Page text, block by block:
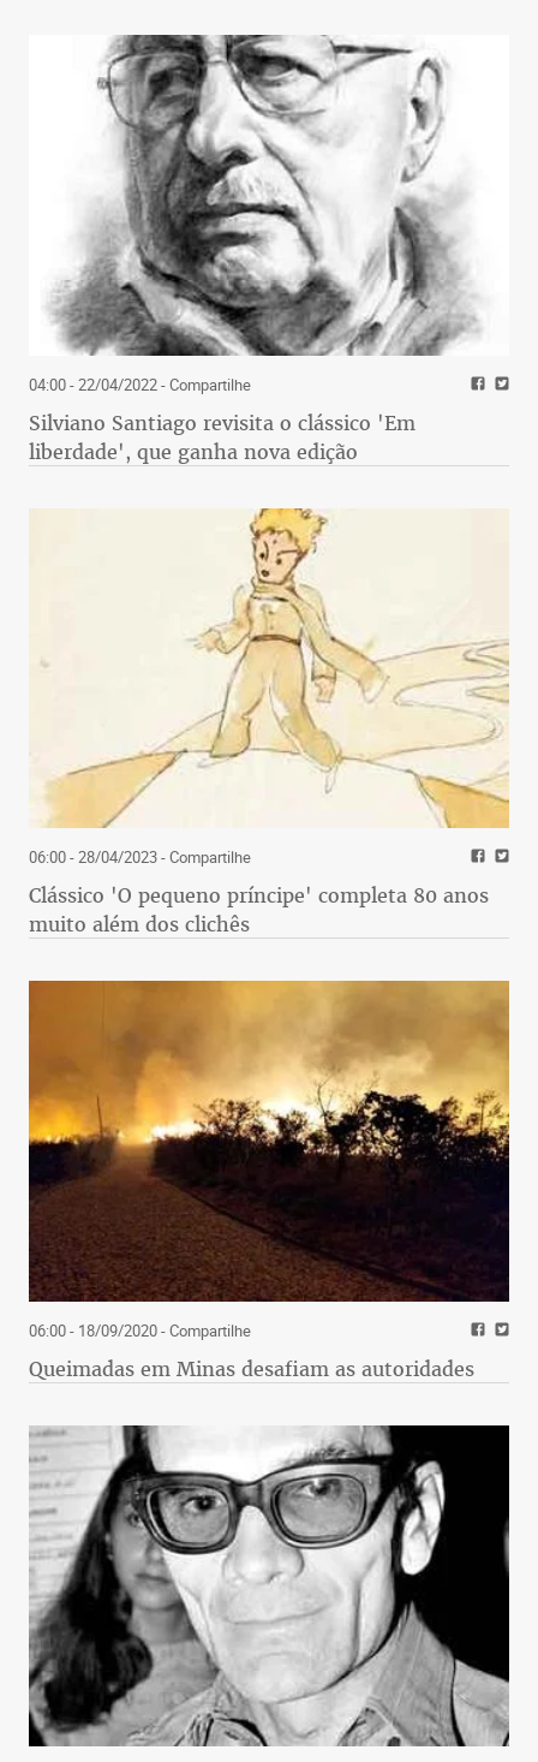
04:00 - 22/04/2022- Compartilhe
Silviano Santiago revisita o clássico 'Em
liberdade', que ganha nova edição
06:00 - 28/04/2023- Compartilhe
Clássico 'O pequeno príncipe' completa 80 anos
muito além dos clichês
06:00 - 18/09/2020- Compartilhe
Queimadas em Minas desafiam as autoridades